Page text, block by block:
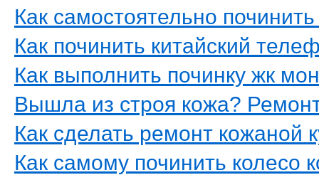
Как самостоятельно
Как починить китайский
Как выполнить починку жк
Вышла из строя кожа?
Как сделать ремонт кожаной
Как самому починить колесо